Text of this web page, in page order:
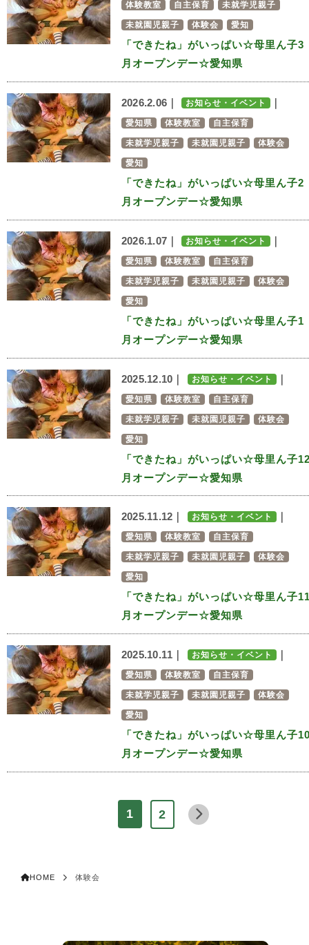
体験教室 自主保育 未就学児親子
未就園児親子 体験会 愛知
「できたね」がいっぱい☆母里ん子3
月オープンデー☆愛知県
2026.2.06｜ お知らせ・イベント
愛知県 体験教室 自主保育
未就学児親子 未就園児親子 体験会
愛知
「できたね」がいっぱい☆母里ん子2
月オープンデー☆愛知県
2026.1.07｜ お知らせ・イベント
愛知県 体験教室 自主保育
未就学児親子 未就園児親子 体験会
愛知
「できたね」がいっぱい☆母里ん子1
月オープンデー☆愛知県
2025.12.10｜ お知らせ・イベント ｜
愛知県 体験教室 自主保育
未就学児親子 未就園児親子 体験会
愛知
「できたね」がいっぱい☆母里ん子
月オープンデー☆愛知県
2025.11.12｜ お知らせ・イベント ｜
愛知県 体験教室 自主保育
未就学児親子 未就園児親子 体験会
愛知
「できたね」がいっぱい☆母里ん子
月オープンデー☆愛知県
2025.10.11｜ お知らせ・イベント ｜
愛知県 体験教室 自主保育
未就学児親子 未就園児親子 体験会
愛知
「できたね」がいっぱい☆母里ん子
月オープンデー☆愛知県
1 2
HOME 体験会